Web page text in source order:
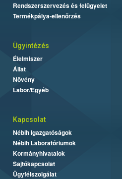
Rendszerszervezés és felügyelet
Termékpálya-ellenőrzés
Ügyintézés
Élelmiszer
Állat
Növény
Labor/Egyéb
Kapcsolat
Nébih Igazgatóságok
Nébih Laboratóriumok
Kormányhivatalok
Sajtókapcsolat
Ügyfélszolgálat